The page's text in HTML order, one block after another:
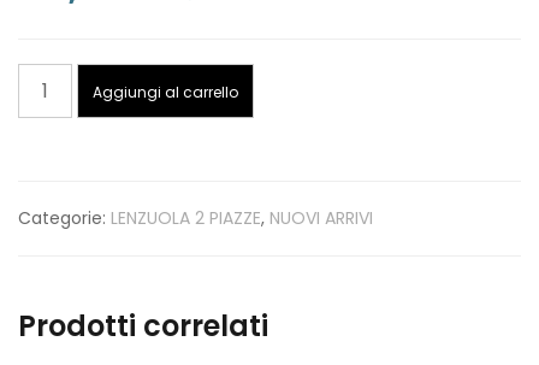
COMPLETO
LETTO
PERCALLE
quantità
Aggiungi al carrello
Categorie: LENZUOLA 2 PIAZZE, NUOVI ARRIVI
Prodotti correlati